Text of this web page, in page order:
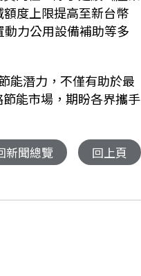
度上限提高至新台幣
力公用設備補助等多
能潛力，不僅有助於最
能市場，期盼各界攜手
新聞總覽 回上頁